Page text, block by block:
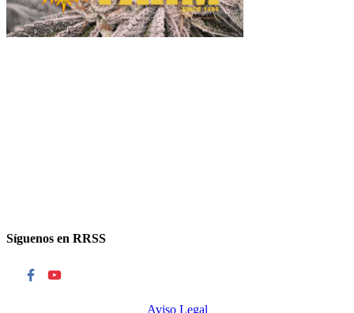
Síguenos en RRSS
Aviso Legal